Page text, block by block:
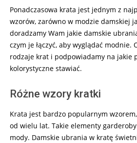
Ponadczasowa krata jest jednym z
wzorów, zarówno w modzie damskiej
doradzamy Wam jakie damskie
czym je łączyć, aby wyglądać modnie.
rodzaje krat i podpowiadamy na jakie
kolorystyczne stawiać.
Różne wzory kratki
Krata jest bardzo popularnym
od wielu lat. Takie elementy
mody. Damskie ubrania w kratę